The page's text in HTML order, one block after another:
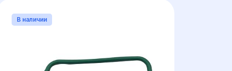
В наличии